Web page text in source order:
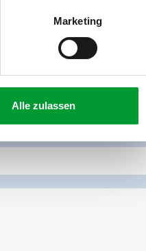
Marketing
Alle zulassen